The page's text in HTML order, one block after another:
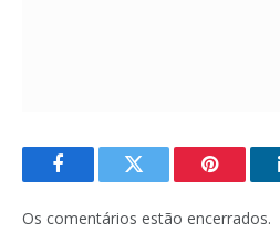
FacebookTwitter Pinterest
Os comentários estão encerrados.